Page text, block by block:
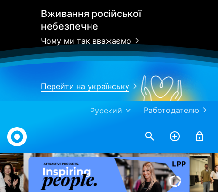
Вживання російської
небезпечне
Чому ми так вважаємо
Перейти на українську
Работодателю
Русский
Work.ua